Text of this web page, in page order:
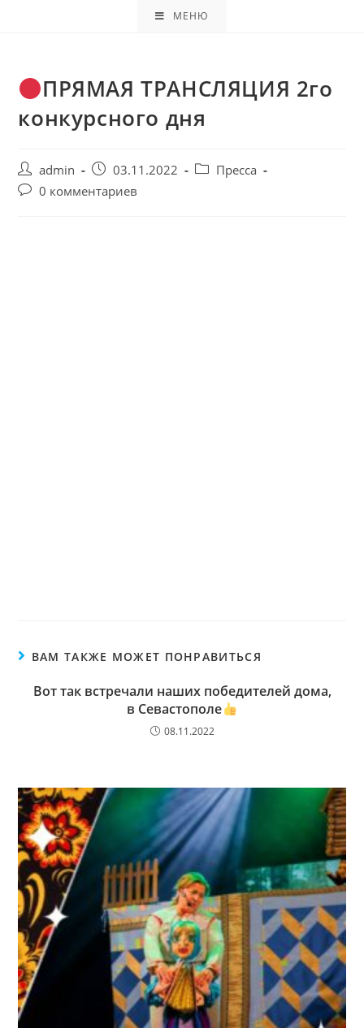
МЕНЮ
ПРЯМАЯ ТРАНСЛЯЦИЯ 2го
конкурсного дня
admin 03.11.2022
Пресса
0 комментариев
ВАМ ТАКЖЕ МОЖЕТ ПОНРАВИТЬСЯ
Вот так встречали наших победителей дома,
в Севастополе
08.11.2022